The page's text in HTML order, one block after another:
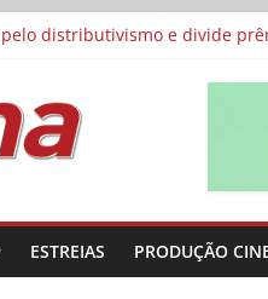
distributivismo e divide
para o Festival Curta Cinema
para alunos de
Duvivier protagonizam
ESTREIAS PRODUÇÃO